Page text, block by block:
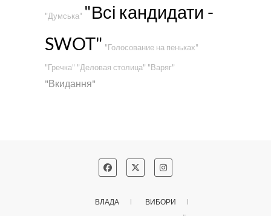
"Думська" "Всі кандидати -
SWOT" "Голосование на пеньках"
"Гречка" "Деловая столица" "Варяг"
"Вкидання"
ВЛАДА
ВИБОРИ